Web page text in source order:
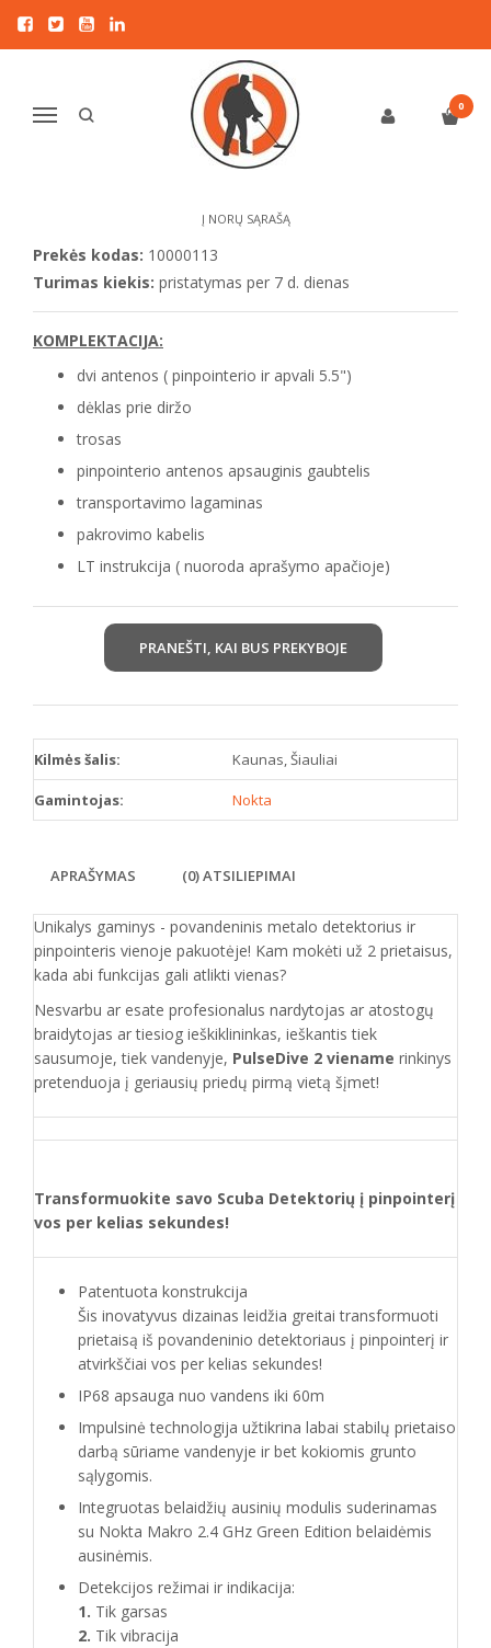
Navigacija
0
Pagrindinis DETEKTORIAI LAISVALAIKIUI
Nokta Pulse Dive pinpointeris Yellow 2 in 1 ( 5.5")
NOKTA PULSE DIVE PINPOINTERIS
YELLOW 2 IN 1 ( 5.5")
Į NORŲ SĄRAŠĄ
Prekės kodas: 10000113
Turimas kiekis: pristatymas per 7 d. dienas
KOMPLEKTACIJA:
dvi antenos ( pinpointerio ir apvali 5.5")
dėklas prie diržo
trosas
pinpointerio antenos apsauginis gaubtelis
transportavimo lagaminas
pakrovimo kabelis
LT instrukcija ( nuoroda aprašymo apačioje)
PRANEŠTI, KAI BUS PREKYBOJE
Kilmės šalis: Kaunas, Šiauliai
Gamintojas: Nokta
APRAŠYMAS (0) ATSILIEPIMAI
Unikalys gaminys - povandeninis metalo detektorius ir
pinpointeris vienoje pakuotėje! Kam mokėti už 2 prietaisus,
kada abi funkcijas gali atlikti vienas?
Nesvarbu ar esate profesionalus nardytojas ar atostogų
braidytojas ar tiesiog ieškiklininkas, ieškantis tiek
sausumoje, tiek vandenyje, PulseDive 2 viename rinkinys
pretenduoja į geriausių priedų pirmą vietą šįmet!
Transformuokite savo Scuba Detektorių į pinpointerį
vos per kelias sekundes!
Patentuota konstrukcija
Šis inovatyvus dizainas leidžia greitai transformuoti
prietaisą iš povandeninio detektoriaus į pinpointerį ir
atvirkščiai vos per kelias sekundes!
IP68 apsauga nuo vandens iki 60m
Impulsinė technologija užtikrina labai stabilų prietaiso
darbą sūriame vandenyje ir bet kokiomis grunto
sąlygomis.
Integruotas belaidžių ausinių modulis suderinamas
su Nokta Makro 2.4 GHz Green Edition belaidėmis
ausinėmis.
Detekcijos režimai ir indikacija:
1. Tik garsas
2. Tik vibracija